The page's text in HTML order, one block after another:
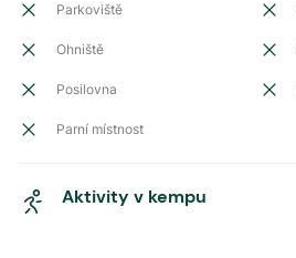
Parkoviště
Ohniště
Posilovna
Parní místnost
Aktivity v kempu